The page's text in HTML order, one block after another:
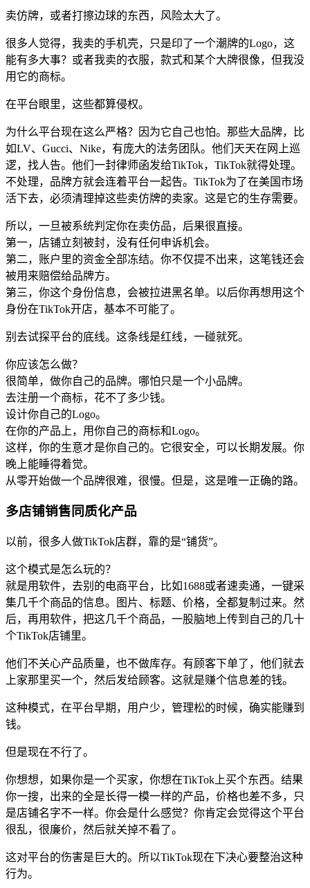
卖仿牌，或者打擦边球的东西，风险太大了。
很多人觉得，我卖的手机壳，只是印了一个潮牌的Logo，这
能有多大事？或者我卖的衣服，款式和某个大牌很像，但我没
用它的商标。
在平台眼里，这些都算侵权。
为什么平台现在这么严格？因为它自己也怕。那些大品牌，比
如LV、Gucci、Nike，有庞大的法务团队。他们天天在网上巡
逻，找人告。他们一封律师函发给TikTok，TikTok就得处理。
不处理，品牌方就会连着平台一起告。TikTok为了在美国市场
活下去，必须清理掉这些卖仿牌的卖家。这是它的生存需要。
所以，一旦被系统判定你在卖仿品，后果很直接。
第一，店铺立刻被封，没有任何申诉机会。
第二，账户里的资金全部冻结。你不仅提不出来，这笔钱还会
被用来赔偿给品牌方。
第三，你这个身份信息，会被拉进黑名单。以后你再想用这个
身份在TikTok开店，基本不可能了。
别去试探平台的底线。这条线是红线，一碰就死。
你应该怎么做？
很简单，做你自己的品牌。哪怕只是一个小品牌。
去注册一个商标，花不了多少钱。
设计你自己的Logo。
在你的产品上，用你自己的商标和Logo。
这样，你的生意才是你自己的。它很安全，可以长期发展。你
晚上能睡得着觉。
从零开始做一个品牌很难，很慢。但是，这是唯一正确的路。
多店铺销售同质化产品
以前，很多人做TikTok店群，靠的是“铺货”。
这个模式是怎么玩的？
就是用软件，去别的电商平台，比如1688或者速卖通，一键采
集几千个商品的信息。图片、标题、价格，全都复制过来。然
后，再用软件，把这几千个商品，一股脑地上传到自己的几十
个TikTok店铺里。
他们不关心产品质量，也不做库存。有顾客下单了，他们就去
上家那里买一个，然后发给顾客。这就是赚个信息差的钱。
这种模式，在平台早期，用户少，管理松的时候，确实能赚到
钱。
但是现在不行了。
你想想，如果你是一个买家，你想在TikTok上买个东西。结果
你一搜，出来的全是长得一模一样的产品，价格也差不多，只
是店铺名字不一样。你会是什么感觉？你肯定会觉得这个平台
很乱，很廉价，然后就关掉不看了。
这对平台的伤害是巨大的。所以TikTok现在下决心要整治这种
行为。